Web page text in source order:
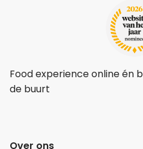
Food experience online én
de buurt
Over ons